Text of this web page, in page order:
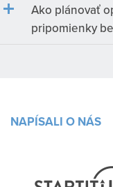
Ako plánovať
pripomienky
NAPÍSALI O NÁS